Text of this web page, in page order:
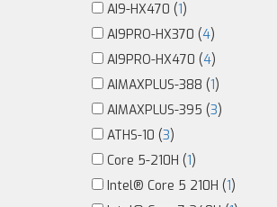
AI9-HX470 (1)
AI9PRO-HX370 (4)
AI9PRO-HX470 (4)
AIMAXPLUS-388 (1)
AIMAXPLUS-395 (3)
ATHS-10 (3)
Core 5-210H (1)
Intel® Core 5 210H (1)